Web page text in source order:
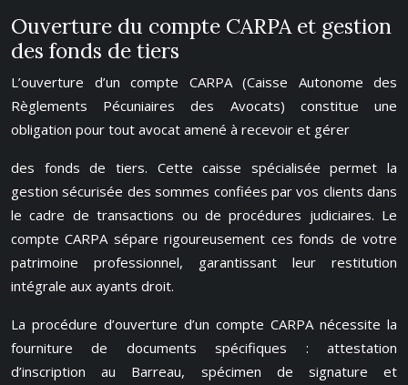
Ouverture du compte CARPA et gestion
des fonds de tiers
L’ouverture d’un compte CARPA (Caisse Autonome des
Règlements Pécuniaires des Avocats) constitue une
obligation pour tout avocat amené à recevoir et gérer
des fonds de tiers. Cette caisse spécialisée permet la
gestion sécurisée des sommes confiées par vos clients dans
le cadre de transactions ou de procédures judiciaires. Le
compte CARPA sépare rigoureusement ces fonds de votre
patrimoine professionnel, garantissant leur restitution
intégrale aux ayants droit.
La procédure d’ouverture d’un compte CARPA nécessite la
fourniture de documents spécifiques : attestation
d’inscription au Barreau, spécimen de signature et